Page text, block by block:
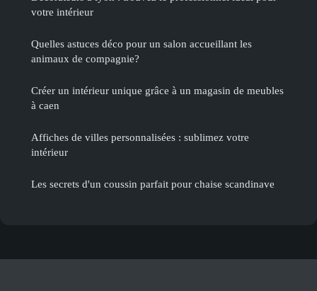
votre intérieur
Quelles astuces déco pour un salon accueillant les
animaux de compagnie?
Créer un intérieur unique grâce à un magasin de meubles
à caen
Affiches de villes personnalisées : sublimez votre
intérieur
Les secrets d'un coussin parfait pour chaise scandinave